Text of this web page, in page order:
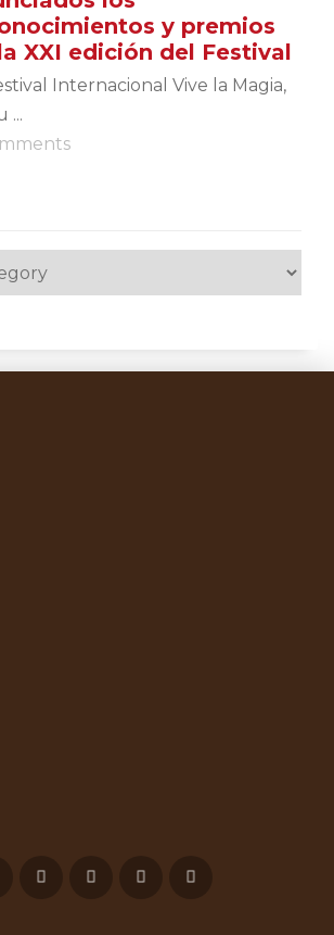
y premios
XXI edición del Festival
Internacional Vive la Magia,
...